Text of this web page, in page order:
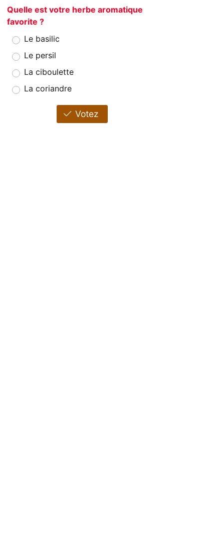
Quelle est votre herbe aromatique
favorite ?
Le basilic
Le persil
La ciboulette
La coriandre
Votez